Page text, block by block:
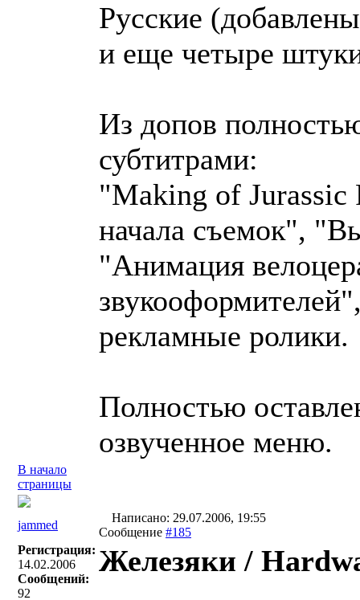
Русские
и еще четыре
Из допов
субтитрами:
"Making of Jurassic
начала съемок",
"Анимация
рекламные ролики.
Полностью
озвученное меню.
В начало
страницы
jammed
Написано: 29.07.2006, 19:55
Сообщение #185
Регистрация:
14.02.2006
Сообщений:
92
Железяки /